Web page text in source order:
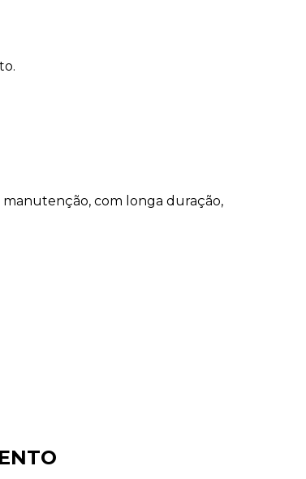
com longa duração,